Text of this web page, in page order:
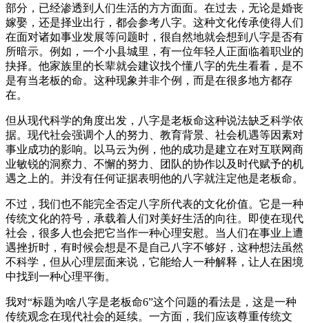
部分，已经渗透到人们生活的方方面面。在过去，无论是婚丧
嫁娶，还是择业出行，都会参考八字。这种文化传承使得人们
在面对诸如事业发展等问题时，很自然地就会想到八字是否有
所暗示。例如，一个小县城里，有一位年轻人正面临着职业的
抉择。他家族里的长辈就会建议找个懂八字的先生看看，是不
是有当老板的命。这种现象并非个例，而是在很多地方都存
在。
但从现代科学的角度出发，八字是老板命这种说法缺乏科学依
据。现代社会强调个人的努力、教育背景、社会机遇等因素对
事业成功的影响。以马云为例，他的成功是建立在对互联网商
业敏锐的洞察力、不懈的努力、团队的协作以及时代赋予的机
遇之上的。并没有任何证据表明他的八字就注定他是老板命。
不过，我们也不能完全否定八字所代表的文化价值。它是一种
传统文化的符号，承载着人们对美好生活的向往。即使在现代
社会，很多人也会把它当作一种心理安慰。当人们在事业上遭
遇挫折时，有时候会想是不是自己八字不够好，这种想法虽然
不科学，但从心理层面来说，它能给人一种解释，让人在困境
中找到一种心理平衡。
我对“标题为啥八字是老板命6”这个问题的看法是，这是一种
传统观念在现代社会的延续。一方面，我们应该尊重传统文